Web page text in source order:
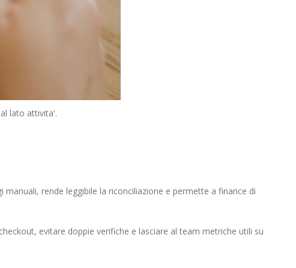
lato attivita'.
manuali, rende leggibile la riconciliazione e permette a finance di
evitare doppie verifiche e lasciare al team metriche utili su